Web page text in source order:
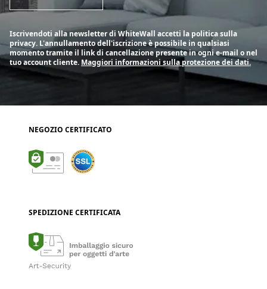
Iscrivendoti alla newsletter di WhiteWall accetti la politica sulla
privacy. L'annullamento dell'iscrizione è possibile in qualsiasi
momento tramite il link di cancellazione presente in ogni e-mail o nel
tuo account cliente. Maggiori informazioni sulla protezione dei dati.
NEGOZIO CERTIFICATO
SPEDIZIONE CERTIFICATA